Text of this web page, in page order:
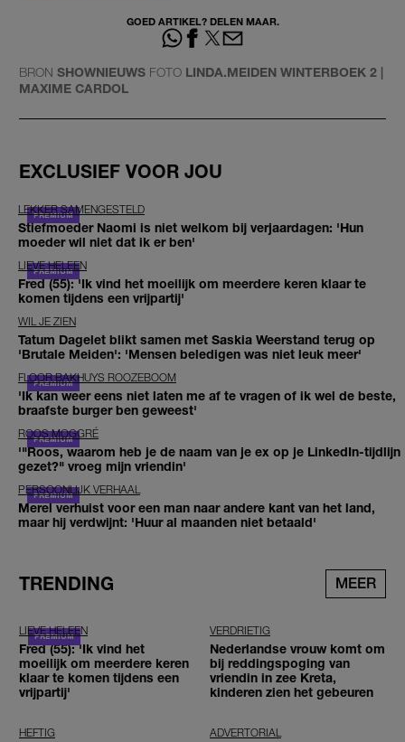
GOED ARTIKEL? DELEN MAAR.
BRON SHOWNIEUWS FOTO LINDA.MEIDEN WINTERBOEK 2 |
MAXIME CARDOL
EXCLUSIEF VOOR JOU
LEKKER SAMENGESTELD
Stiefmoeder Naomi is niet welkom bij verjaardagen: 'Hun
moeder wil niet dat ik er ben'
LIEVE HELEEN
Fred (55): 'Ik vind het moeilijk om meerdere keren klaar te
komen tijdens een vrijpartij'
WIL JE ZIEN
Tatum Dagelet blikt samen met Saskia Weerstand terug op
'Brutale Meiden': 'Mensen beledigen was niet leuk meer'
FLOOR BAKHUYS ROOZEBOOM
'Ik kan weer eens niet laten me af te vragen of ik wel de beste,
braafste burger ben geweest'
ROOS MOGGRÉ
'"Roos, waarom heb je de naam van je ex op je LinkedIn-tijdlijn
gezet?" vroeg mijn vriendin'
PERSOONLIJK VERHAAL
Merel verhuist voor een man naar andere kant van het land,
maar hij verdwijnt: 'Huur al maanden niet betaald'
TRENDING MEER
LIEVE HELEEN
Fred (55): 'Ik vind het
moeilijk om meerdere keren
klaar te komen tijdens een
vrijpartij'
VERDRIETIG
Nederlandse vrouw komt om
bij reddingspoging van
vriendin in zee Kreta,
kinderen zien het gebeuren
HEFTIG ADVERTORIAL